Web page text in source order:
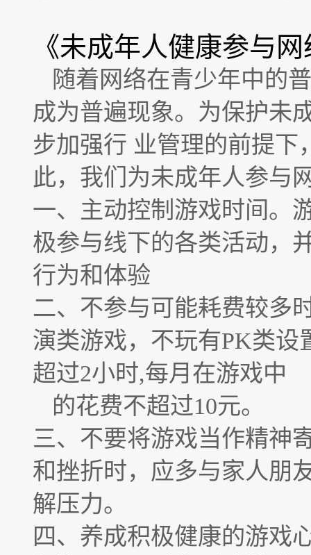
《未成年人健康参与
随着网络在青少年中的
成为普遍现象。为保护未
步加强行 业管理的前提下
此，我们为未成年人参与
一、主动控制游戏时间。
极参与线下的各类活动，
行为和体验
二、不参与可能耗费较多
演类游戏，不玩有PK类
超过2小时,每月在游戏中
的花费不超过10元。
三、不要将游戏当作精神
和挫折时，应多与家人朋
解压力。
四、养成积极健康的游戏